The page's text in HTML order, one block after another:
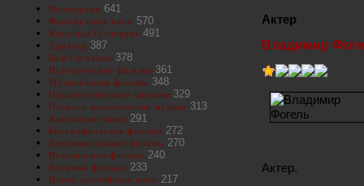
Актер
Владимир
Актер.
Мелодрама 641
Французское кино 570
Классика Голливуда 491
Триллер 387
Балет и танец 378
Исторические фильмы 361
Музыкальные фильмы 348
Приключенческие фильмы 329
Оперы и классическая музыка 313
Английское кино 291
Биографические фильмы 272
Документальные фильмы 270
Итальянские фильмы 240
Военные фильмы 233
Новое российское кино 217